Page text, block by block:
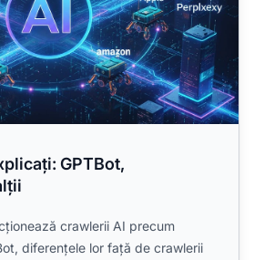
GPTBot,
crawlerii AI precum
diferențele lor față de crawlerii